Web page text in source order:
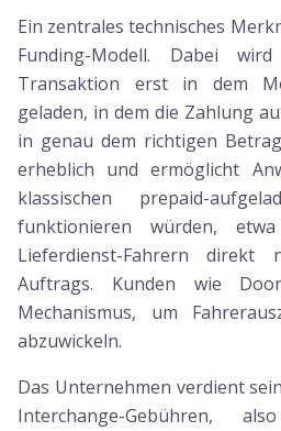
Ein zentrales technisches
Funding-Modell. Dabei
Transaktion erst in dem
geladen, in dem die Zahlung
in genau dem richtigen
erheblich und ermöglicht
klassischen prepaid-
funktionieren würden,
Lieferdienst-Fahrern direkt
Auftrags. Kunden wie
Mechanismus, um
abzuwickeln.
Das Unternehmen verdient
Interchange-Gebühren,